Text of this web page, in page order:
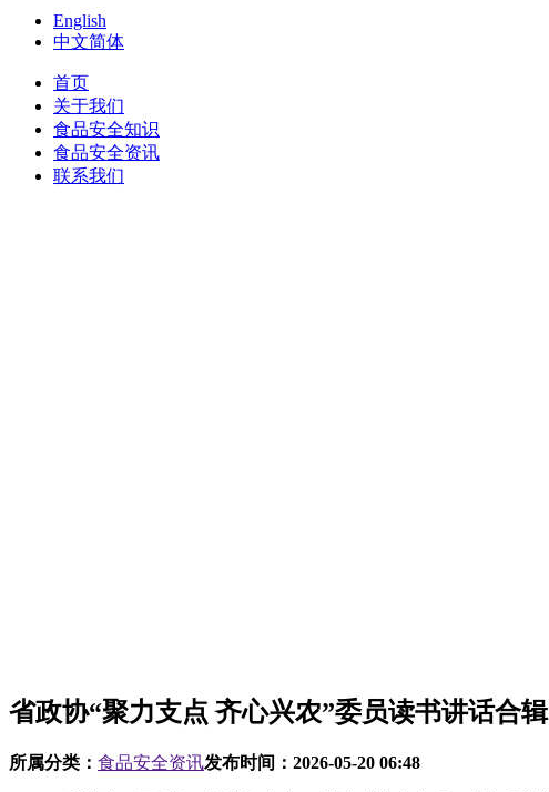
English
中文简体
首页
关于我们
食品安全知识
食品安全资讯
联系我们
省政协“聚力支点 齐心兴农”委员读书讲话合辑
所属分类： 食品安全资讯发布时间： 2026-05-20 06:48